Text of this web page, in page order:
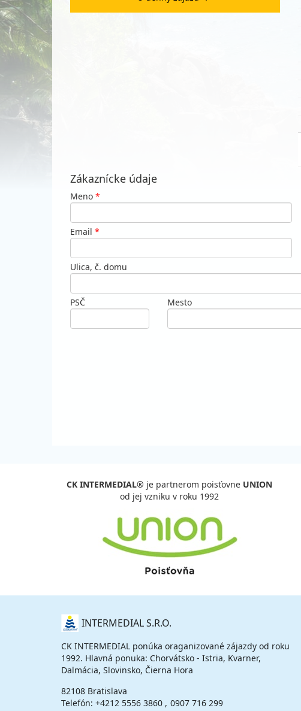
Zákaznícke údaje
Meno *
Email *
Ulica, č. domu
PSČ Mesto
CK INTERMEDIAL® je partnerom poisťovne UNION
od jej vzniku v roku 1992
O
NÁS INTERMEDIAL S.R.O.
CK INTERMEDIAL ponúka oraganizované zájazdy od roku
1992. Hlavná ponuka: Chorvátsko - Istria, Kvarner,
Dalmácia, Slovinsko, Čierna Hora
82108 Bratislava
Telefón: +4212 5556 3860
0907 716 299